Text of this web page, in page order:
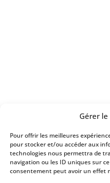
Gérer
Pour offrir les meilleures
pour stocker et/ou accéder aux
technologies nous permettra de
navigation ou les ID uniques sur
consentement peut avoir un effet